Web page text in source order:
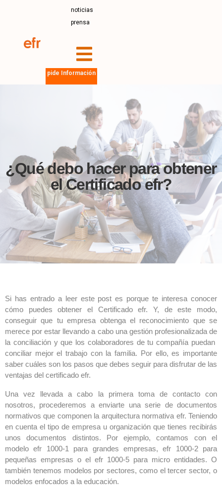
noticias
prensa
pide Información
¿Qué debo hacer para obtener
el Certificado efr?
Si has entrado a leer este post es porque te interesa conocer
cómo puedes obtener el Certificado efr. Y, de este modo,
conseguir que tu empresa obtenga el reconocimiento que se
merece por estar llevando a cabo una gestión profesionalizada de
la conciliación y que los colaboradores de tu compañía puedan
conciliar mejor el trabajo con la familia. Por ello, es importante
saber cuáles son los pasos que debes seguir para disfrutar de las
ventajas del certificado efr.
Una vez llevada a cabo la primera toma de contacto con
nosotros, procederemos a enviarte una serie de documentos
normativos que componen la arquitectura normativa efr. Teniendo
en cuenta el tipo de empresa u organización que tienes recibirás
unos documentos distintos. Por ejemplo, contamos con el
modelo efr 1000-1 para grandes empresas, efr 1000-2 para
pequeñas empresas o el efr 1000-5 para micro entidades. O
también tenemos modelos por sectores, como el tercer sector, o
modelos enfocados a la educación.